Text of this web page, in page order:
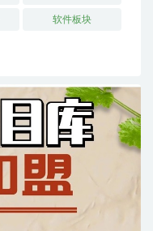
软件板块